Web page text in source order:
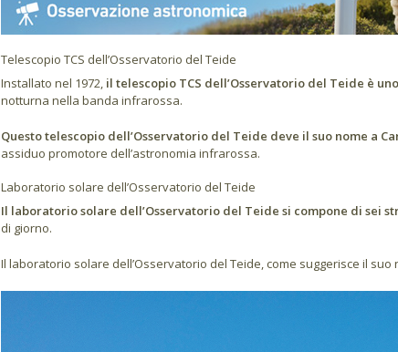
Telescopio TCS dell’Osservatorio del Teide
Installato nel 1972, il telescopio TCS dell’Osservatorio del Teide è
notturna nella banda infrarossa.
Questo telescopio dell’Osservatorio del Teide deve il suo nome a
assiduo promotore dell’astronomia infrarossa.
Laboratorio solare dell’Osservatorio del Teide
Il laboratorio solare dell’Osservatorio del Teide si compone di sei
di giorno.
Il laboratorio solare dell’Osservatorio del Teide, come suggerisce il